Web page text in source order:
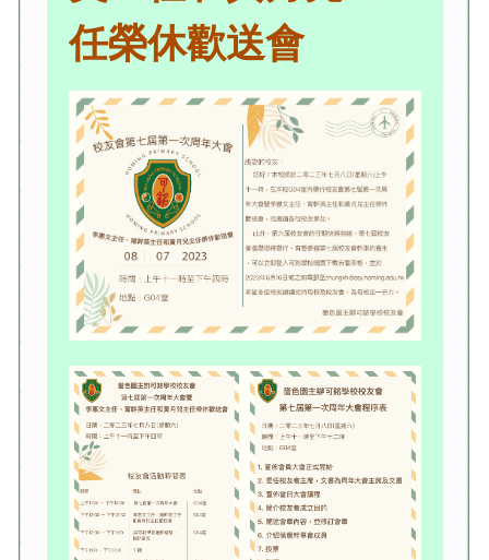
任榮休歡送會